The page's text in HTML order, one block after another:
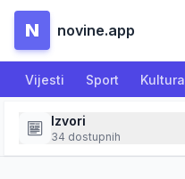
N novine.app
Vijesti Sport Kultura
Izvori
34 dostupnih